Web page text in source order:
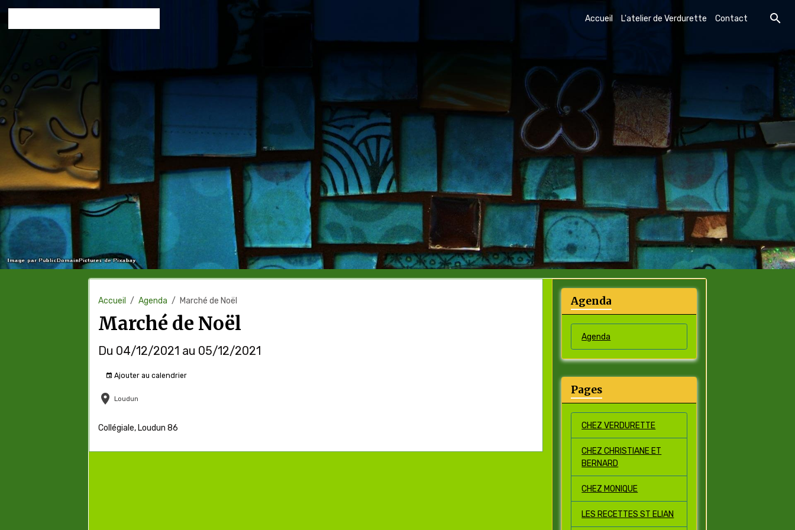
Accueil L'atelier de Verdurette Contact
Accueil Agenda Marché de Noël
Marché de Noël
Du 04/12/2021 au 05/12/2021
Ajouter au calendrier
Loudun
Collégiale, Loudun 86
Agenda
Agenda
Pages
CHEZ VERDURETTE
CHEZ CHRISTIANE ET
BERNARD
CHEZ MONIQUE
LES RECETTES ST ELIAN